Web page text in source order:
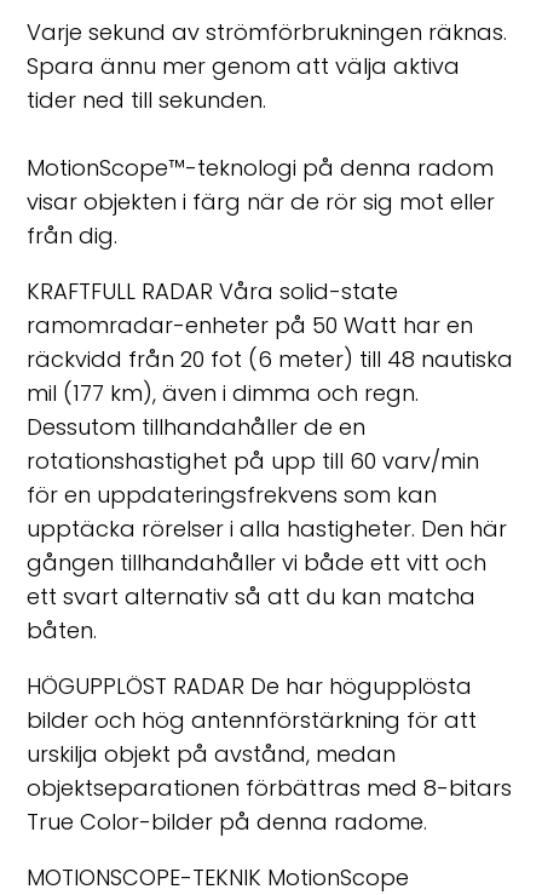
Varje sekund av strömförbrukningen räknas.
Spara ännu mer genom att välja aktiva
tider ned till sekunden.
MotionScope™-teknologi på denna radom
visar objekten i färg när de rör sig mot eller
från dig.
KRAFTFULL RADAR Våra solid-state
ramomradar-enheter på 50 Watt har en
räckvidd från 20 fot (6 meter) till 48 nautiska
mil (177 km), även i dimma och regn.
Dessutom tillhandahåller de en
rotationshastighet på upp till 60 varv/min
för en uppdateringsfrekvens som kan
upptäcka rörelser i alla hastigheter. Den här
gången tillhandahåller vi både ett vitt och
ett svart alternativ så att du kan matcha
båten.
HÖGUPPLÖST RADAR De har högupplösta
bilder och hög antennförstärkning för att
urskilja objekt på avstånd, medan
objektseparationen förbättras med 8-bitars
True Color-bilder på denna radome.
MOTIONSCOPE-TEKNIK MotionScope